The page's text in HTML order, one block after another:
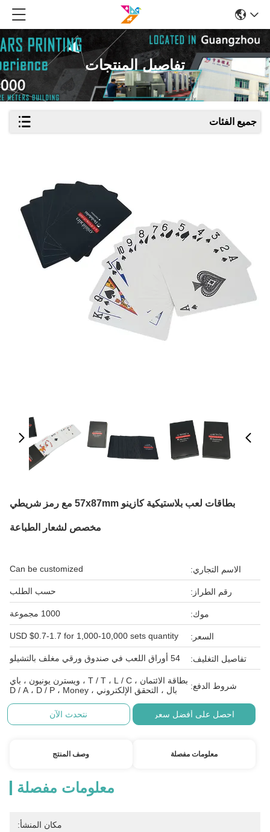
تفاصيل المنتجات
جميع الفئات
بطاقات لعب بلاستيكية كازينو 57x87mm مع رمز شريطي
مخصص لشعار الطباعة
الاسم التجاري: Can be customized
رقم الطراز: حسب الطلب
موك: 1000 مجموعة
السعر: USD $0.7-1.7 for 1,000-10,000 sets quantity
تفاصيل التغليف: 54 أوراق اللعب في صندوق ورقي مغلف بالتشيلو
شروط الدفع:
بطاقة الائتمان ، T / T ، L / C ، ويسترن يونيون ، باي
بال ، التحقق الإلكتروني ، D / A ، D / P ، Money
احصل على أفضل سعر نتحدث الآن
معلومات مفصلة وصف المنتج
معلومات مفصلة
مكان المنشأ: